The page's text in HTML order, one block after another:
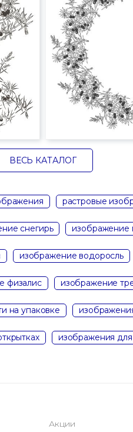
ВЕСЬ КАТАЛОГ
растровые
снегирь изображение
изображение водоросль
физалис изображение
на упаковке
изображения
Акции